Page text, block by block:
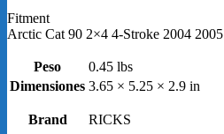
cantidad
Fitment
Arctic Cat 90 2×4 4-Stroke 2004 2005
Peso
0.45 lbs
Dimensiones 3.65 × 5.25 × 2.9 in
Brand RICKS